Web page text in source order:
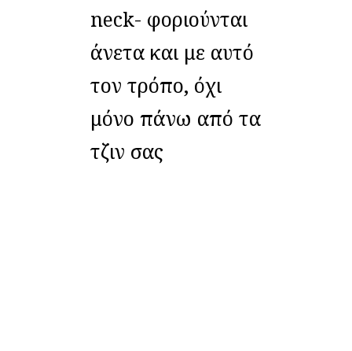
neck- φοριούνται
άνετα και με αυτό
τον τρόπο, όχι
μόνο πάνω από τα
τζιν σας